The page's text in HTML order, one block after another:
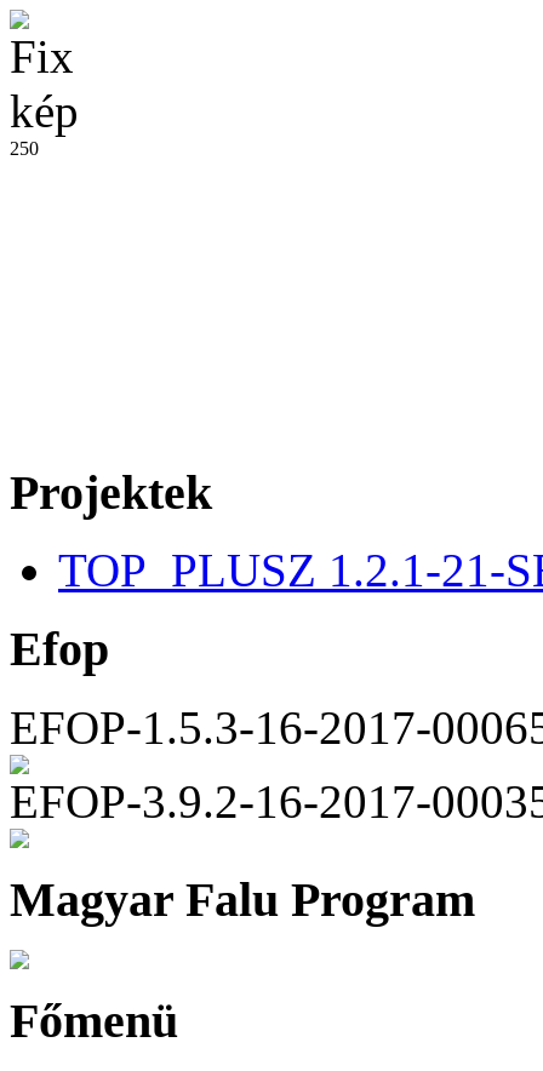
250
Projektek
TOP_PLUSZ 1.2.1-21-
Efop
EFOP-1.5.3-16-2017-
EFOP-3.9.2-16-2017-
Magyar Falu Program
Főmenü